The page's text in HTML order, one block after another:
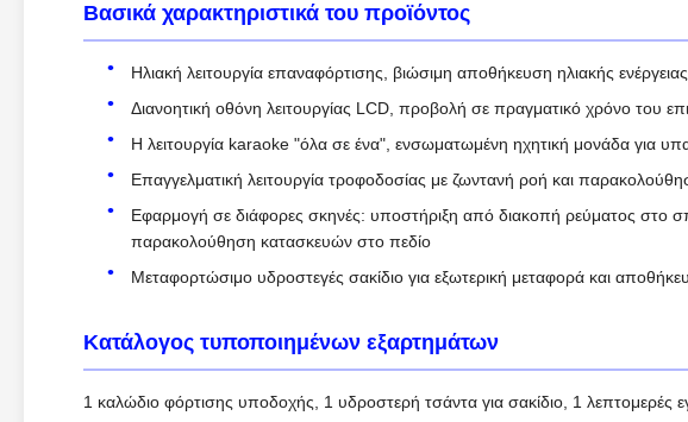
Βασικά χαρακτηριστικά του προϊόντος
Ηλιακή λειτουργία επαναφόρτισης, βιώσιμη αποθήκευση ηλιακής
Διανοητική οθόνη λειτουργίας LCD, προβολή σε πραγματικό χρόνο του
Η λειτουργία karaoke "όλα σε ένα", ενσωματωμένη ηχητική μονάδα για
Επαγγελματική λειτουργία τροφοδοσίας με ζωντανή ροή και
Εφαρμογή σε διάφορες σκηνές: υποστήριξη από διακοπή ρεύματος στο
παρακολούθηση κατασκευών στο πεδίο
Μεταφορτώσιμο υδροστεγές σακίδιο για εξωτερική μεταφορά και
Κατάλογος τυποποιημένων εξαρτημάτων
1 καλώδιο φόρτισης υποδοχής, 1 υδροστερή τσάντα για σακίδιο, 1 λεπτομερές